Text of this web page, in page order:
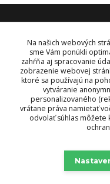
KONTAKT
OBJEDNÁVKY A INFORMÁCIE
+421 948 229 224
info@vysielacky.com
Na našich webových
sme Vám ponúkli
zahŕňa aj spracovanie
zobrazenie webovej
ktoré sa používajú na
vytváranie
personalizovaného
vrátane práva namietať
odvolať súhlas môžete